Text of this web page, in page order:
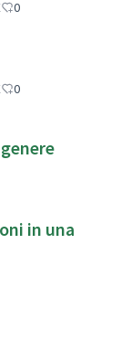
0
0
in una